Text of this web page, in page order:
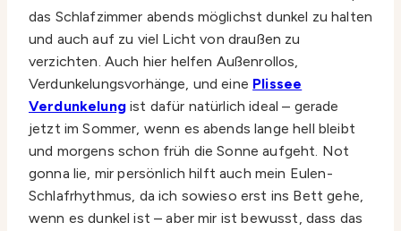
das Schlafzimmer abends möglichst dunkel zu halten
und auch auf zu viel Licht von draußen zu
verzichten. Auch hier helfen Außenrollos,
Verdunkelungsvorhänge, und eine Plissee
Verdunkelungist dafür natürlich ideal – gerade
jetzt im Sommer, wenn es abends lange hell bleibt
und morgens schon früh die Sonne aufgeht. Not
gonna lie, mir persönlich hilft auch mein Eulen-
Schlafrhythmus, da ich sowieso erst ins Bett gehe,
wenn es dunkel ist – aber mir ist bewusst, dass das